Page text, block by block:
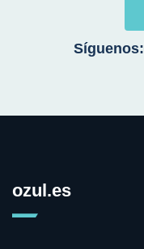
Síguenos:
ozul.es